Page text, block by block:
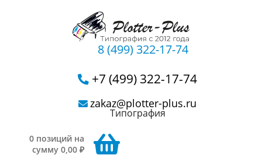
8 (499) 322-17-74
+7 (499) 322-17-74
zakaz@plotter-plus.ru
Типография
0 позиций на
сумму 0,00 ₽